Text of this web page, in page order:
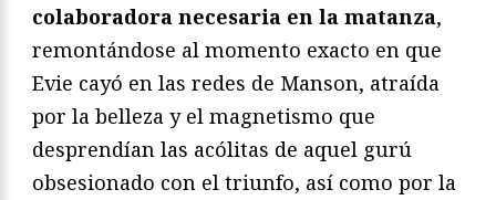
colaboradora necesaria en la matanza,
remontándose al momento exacto en que
Evie cayó en las redes de Manson, atraída
por la belleza y el magnetismo que
desprendían las acólitas de aquel gurú
obsesionado con el triunfo, así como por la